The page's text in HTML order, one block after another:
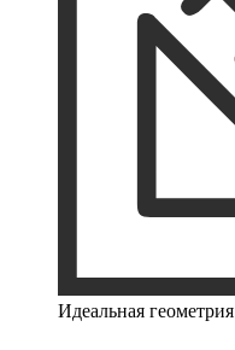
Идеальная геометрия